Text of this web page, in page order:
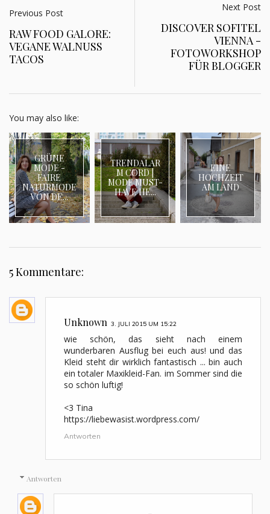
Previous Post
RAW FOOD GALORE:
VEGANE WALNUSS
TACOS
Next Post
DISCOVER SOFITEL
VIENNA -
FOTOWORKSHOP
FÜR BLOGGER
You may also like:
GRÜNE
MODE -
FAIRE
NATURMODE
VON DE...
TRENDALAR
M CORD |
MODE MUST-
HAVE HE...
EINE
HOCHZEIT
AM LAND
5 Kommentare:
Unknown 3. JULI 2015 UM 15:22
wie schön, das sieht nach einem
wunderbaren Ausflug bei euch aus! und das
Kleid steht dir wirklich fantastisch ... bin auch
ein totaler Maxikleid-Fan. im Sommer sind die
so schön luftig!
<3 Tina
https://liebewasist.wordpress.com/
Antworten
Antworten